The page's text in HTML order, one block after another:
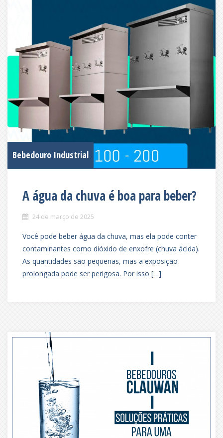
Bebedouro Industrial
A água da chuva é boa para beber?
24 de março de 2025
Você pode beber água da chuva, mas ela pode conter
contaminantes como dióxido de enxofre (chuva ácida).
As quantidades são pequenas, mas a exposição
prolongada pode ser perigosa. Por isso […]